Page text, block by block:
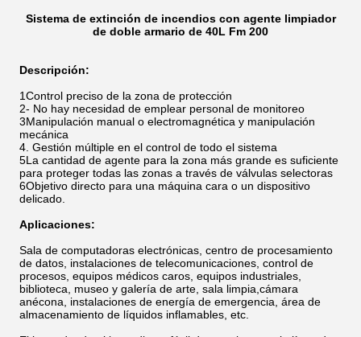
Sistema de extinción de incendios con agente limpiador
de doble armario de 40L Fm 200
Descripción:
1Control preciso de la zona de protección
2- No hay necesidad de emplear personal de monitoreo
3Manipulación manual o electromagnética y manipulación
mecánica
4. Gestión múltiple en el control de todo el sistema
5La cantidad de agente para la zona más grande es suficiente
para proteger todas las zonas a través de válvulas selectoras
6Objetivo directo para una máquina cara o un dispositivo
delicado.
Aplicaciones:
Sala de computadoras electrónicas, centro de procesamiento
de datos, instalaciones de telecomunicaciones, control de
procesos, equipos médicos caros, equipos industriales,
biblioteca, museo y galería de arte, sala limpia,cámara
anécona, instalaciones de energía de emergencia, área de
almacenamiento de líquidos inflamables, etc.